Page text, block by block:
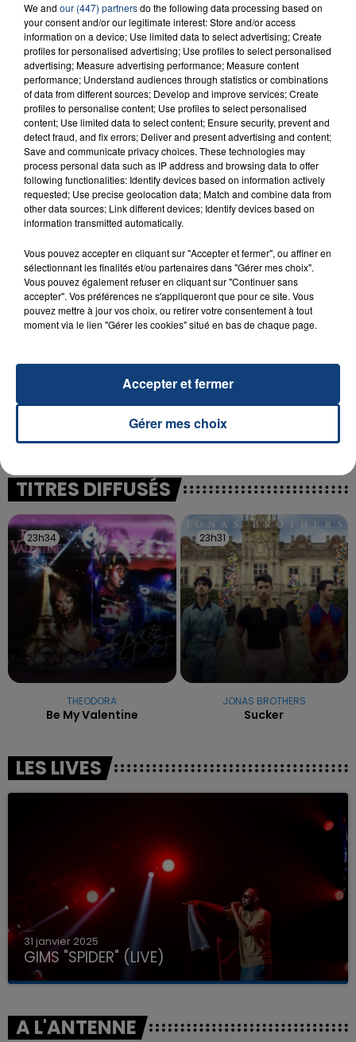
FIL D'ACTU
23 juillet 2026
INCENDIE MORTEL À LENS : UNE FEMME ET
SON BÉBÉ ENTRE LA VIE ET LA...
aspergé sa compagne et leur bébé de trois mois
d'un liquide inflammable.
OPÉRER DE LA CHEVILLE RESSORT DE LA...
La famille a porté plainte contre la clinique qui a
excuses.
TITRES DIFFUSÉS
23h34
23h34
THEODORA
Be My Valentine
23h31
23h31
JONAS BROTHERS
Sucker
LES LIVES
31 janvier 2025
GIMS "SPIDER" (LIVE)
A L'ANTENNE
We and our (447) partnersdo the following data processing based on
your consent and/or our legitimate interest: Store and/or access
information on a device; Use limited data to select advertising; Create
profiles for personalised advertising; Use profiles to select personalised
advertising; Measure advertising performance; Measure content
performance; Understand audiences through statistics or combinations
of data from different sources; Develop and improve services; Create
profiles to personalise content; Use profiles to select personalised
content; Use limited data to select content; Ensure security, prevent and
detect fraud, and fix errors; Deliver and present advertising and content;
Save and communicate privacy choices. These technologies may
process personal data such as IP address and browsing data to offer
following functionalities: Identify devices based on information actively
requested; Use precise geolocation data; Match and combine data from
other data sources; Link different devices; Identify devices based on
information transmitted automatically.
Vous pouvez accepter en cliquant sur "Accepter et fermer", ou affiner en
sélectionnant les finalités et/ou partenaires dans "Gérer mes choix".
Vous pouvez également refuser en cliquant sur "Continuer sans
accepter". Vos préférences ne s'appliqueront que pour ce site. Vous
pouvez mettre à jour vos choix, ou retirer votre consentement à tout
moment via le lien "Gérer les cookies" situé en bas de chaque page.
Gérer mes choix
Accepter et fermer